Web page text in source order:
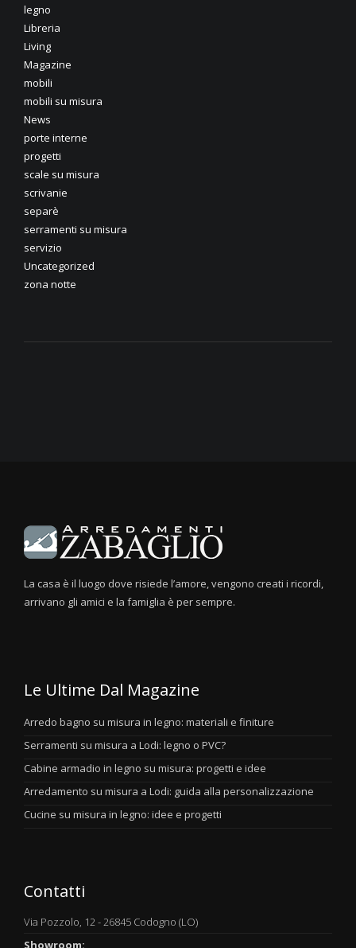
legno
Libreria
Living
Magazine
mobili
mobili su misura
News
porte interne
progetti
scale su misura
scrivanie
separè
serramenti su misura
servizio
Uncategorized
zona notte
La casa è il luogo dove risiede l’amore, vengono creati i ricordi,
arrivano gli amici e la famiglia è per sempre.
Le Ultime Dal Magazine
Arredo bagno su misura in legno: materiali e finiture
Serramenti su misura a Lodi: legno o PVC?
Cabine armadio in legno su misura: progetti e idee
Arredamento su misura a Lodi: guida alla personalizzazione
Cucine su misura in legno: idee e progetti
Contatti
Via Pozzolo, 12 - 26845 Codogno (LO)
Showroom: